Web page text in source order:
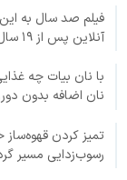
فیلم صد سال به این
آنلاین پس از ۱۹ سال
با نان بیات چه
نان اضافه بدون
تمیز کردن
رسوب‌زدایی مسیر